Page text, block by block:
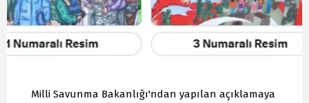
Milli Savunma Bakanlığı'ndan yapılan açıklamaya